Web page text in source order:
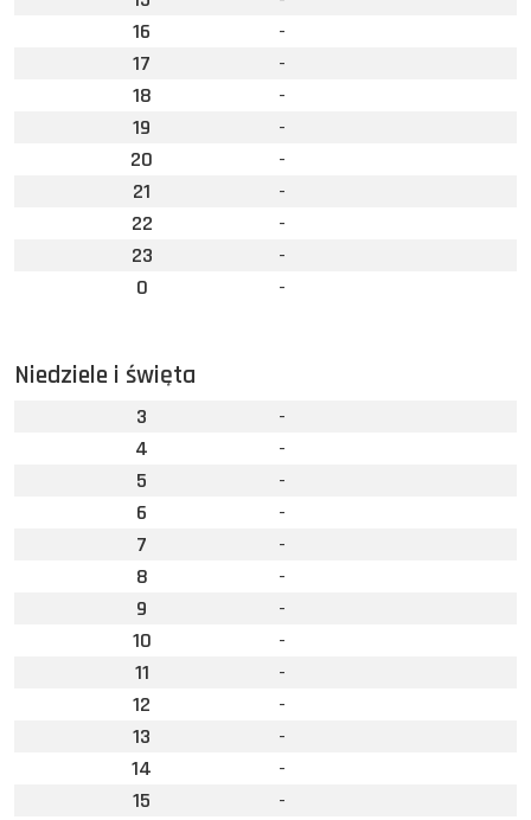
16
-
17
-
18
-
19
-
20
-
21
-
22
-
23
-
0
-
Niedziele i święta
3
-
4
-
5
-
6
-
7
-
8
-
9
-
10
-
11
-
12
-
13
-
14
-
15
-